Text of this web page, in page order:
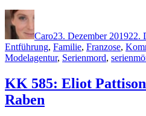
Autor
Caro23. Dezember 201922.
Entführung, Familie, Franzose,
Modelagentur, Serienmord,
KK 585: Eliot Pattison
Raben